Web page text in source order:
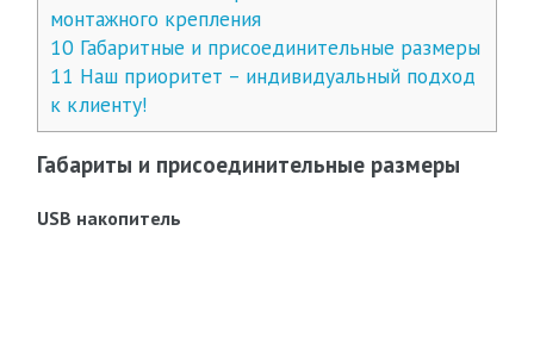
монтажного крепления
10Габаритные и присоединительные размеры
11 Наш приоритет – индивидуальный подход
к клиенту!
Габариты и присоединительные размеры
USB накопитель